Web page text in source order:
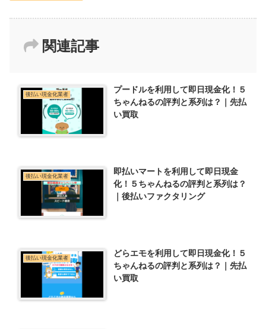
関連記事
後払い現金化業者
プードルを利用して即日現金化！５
ちゃんねるの評判と系列は？｜先払
い買取
後払い現金化業者
即払いマートを利用して即日現金
化！５ちゃんねるの評判と系列は？
｜後払いファクタリング
後払い現金化業者
どらエモを利用して即日現金化！５
ちゃんねるの評判と系列は？｜先払
い買取